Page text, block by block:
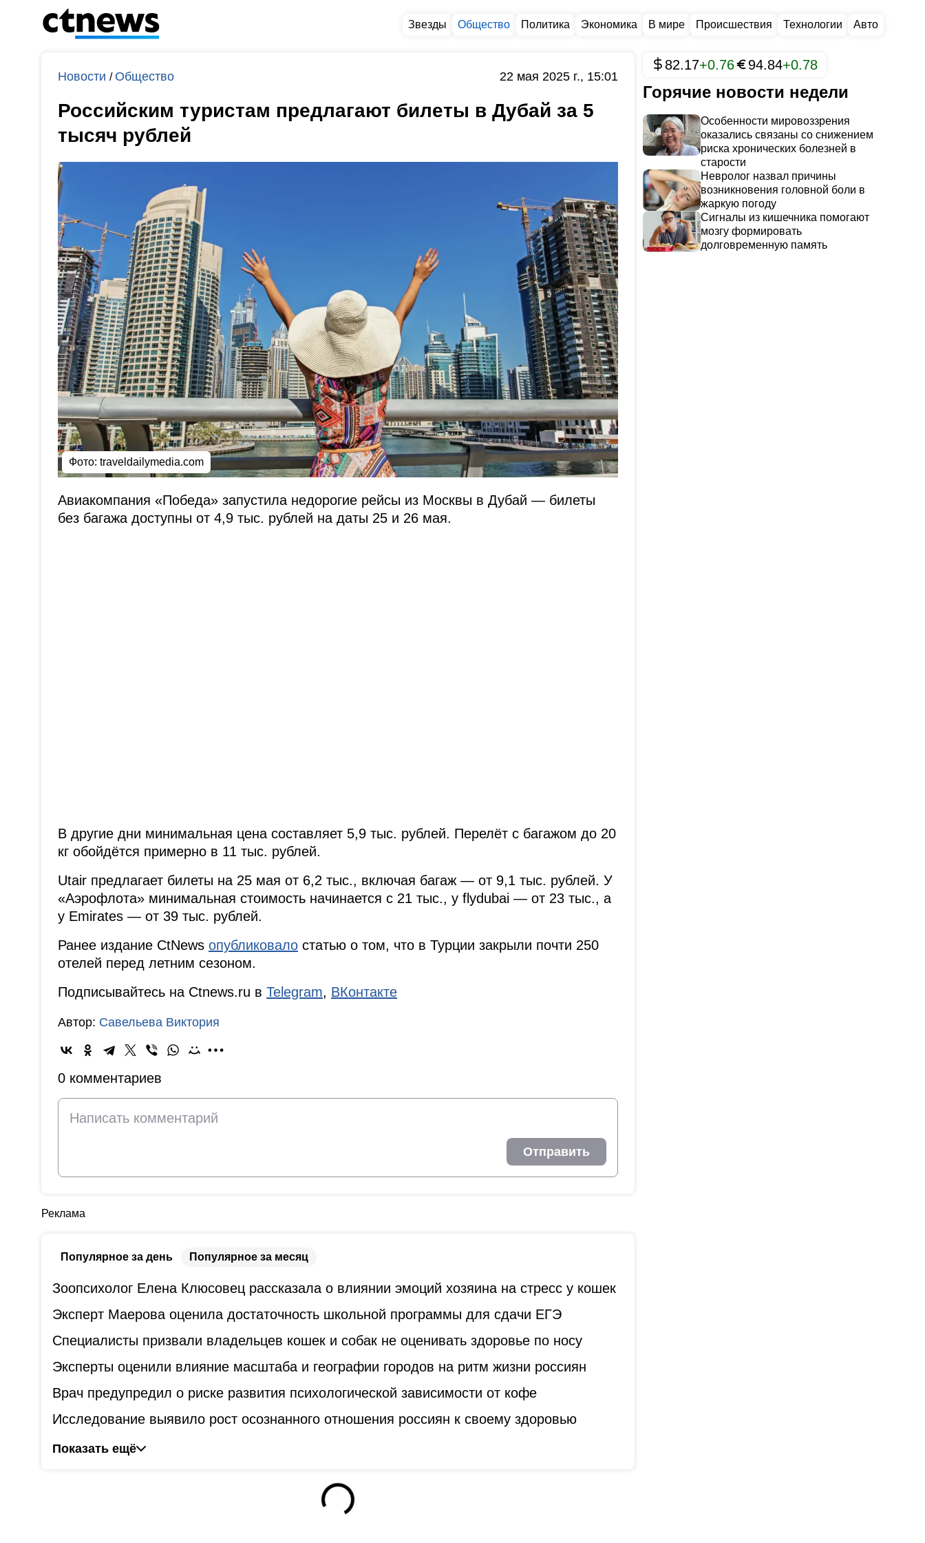
Звезды Общество Политика Экономика В мире Происшествия Технологии Авто
Новости /Общество 22 мая 2025 г., 15:01
Российским туристам предлагают билеты в Дубай за 5
тысяч рублей
Фото: traveldailymedia.com
Авиакомпания «Победа» запустила недорогие рейсы из Москвы в Дубай — билеты
без багажа доступны от 4,9 тыс. рублей на даты 25 и 26 мая.
В другие дни минимальная цена составляет 5,9 тыс. рублей. Перелёт с багажом до 20
кг обойдётся примерно в 11 тыс. рублей.
Utair предлагает билеты на 25 мая от 6,2 тыс., включая багаж — от 9,1 тыс. рублей. У
«Аэрофлота» минимальная стоимость начинается с 21 тыс., у flydubai — от 23 тыс., а
у Emirates — от 39 тыс. рублей.
Ранее издание CtNews опубликовало статью о том, что в Турции закрыли почти 250
отелей перед летним сезоном.
Подписывайтесь на Ctnews.ru в Telegram, ВКонтакте
Автор: Савельева Виктория
0 комментариев
Отправить
Реклама
Популярное за день Популярное за месяц
Зоопсихолог Елена Клюсовец рассказала о влиянии эмоций хозяина на стресс у кошек
Эксперт Маерова оценила достаточность школьной программы для сдачи ЕГЭ
Специалисты призвали владельцев кошек и собак не оценивать здоровье по носу
Эксперты оценили влияние масштаба и географии городов на ритм жизни россиян
Врач предупредил о риске развития психологической зависимости от кофе
Исследование выявило рост осознанного отношения россиян к своему здоровью
Показать ещё
82.17+0.76 94.84+0.78
Горячие новости недели
Особенности мировоззрения
оказались связаны со снижением
риска хронических болезней в
старости
Невролог назвал причины
возникновения головной боли в
жаркую погоду
Сигналы из кишечника помогают
мозгу формировать
долговременную память